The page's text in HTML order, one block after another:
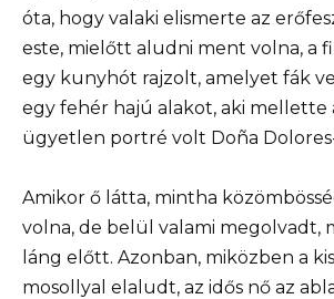
óta, hogy valaki elismerte az
este, mielőtt aludni ment volna, a
egy kunyhót rajzolt, amelyet fák
egy fehér hajú alakot, aki mellette
ügyetlen portré volt Doña
Amikor ő látta, mintha
volna, de belül valami megolvadt,
láng előtt. Azonban, miközben a
mosollyal elaludt, az idős nő az